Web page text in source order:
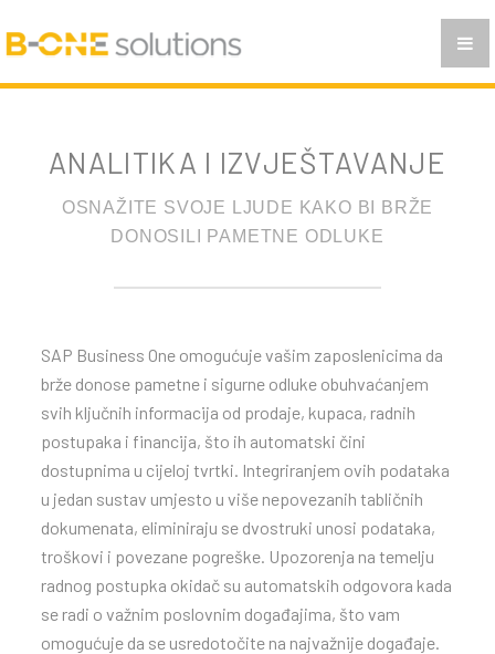
ANALITIKA I IZVJEŠTAVANJE
OSNAŽITE SVOJE LJUDE KAKO BI BRŽE
DONOSILI PAMETNE ODLUKE
SAP Business One omogućuje vašim zaposlenicima da
brže donose pametne i sigurne odluke obuhvaćanjem
svih ključnih informacija od prodaje, kupaca, radnih
postupaka i financija, što ih automatski čini
dostupnima u cijeloj tvrtki. Integriranjem ovih podataka
u jedan sustav umjesto u više nepovezanih tabličnih
dokumenata, eliminiraju se dvostruki unosi podataka,
troškovi i povezane pogreške. Upozorenja na temelju
radnog postupka okidač su automatskih odgovora kada
se radi o važnim poslovnim događajima, što vam
omogućuje da se usredotočite na najvažnije događaje.
POSLOVNA INTELIGENCIJA
PRIMJENA
SR
MAK
ENG